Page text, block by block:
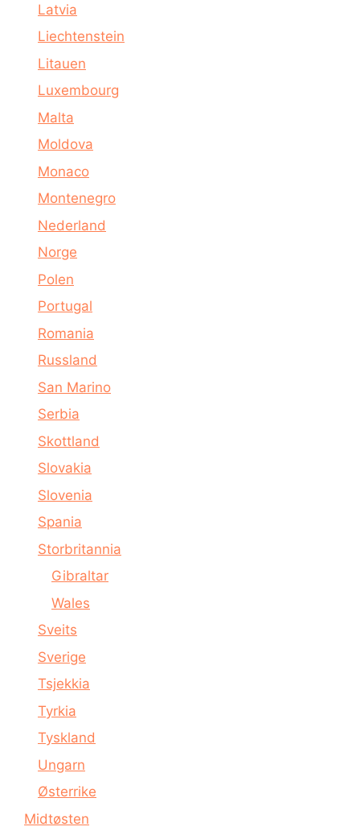
Latvia
Liechtenstein
Litauen
Luxembourg
Malta
Moldova
Monaco
Montenegro
Nederland
Norge
Polen
Portugal
Romania
Russland
San Marino
Serbia
Skottland
Slovakia
Slovenia
Spania
Storbritannia
Gibraltar
Wales
Sveits
Sverige
Tsjekkia
Tyrkia
Tyskland
Ungarn
Østerrike
Midtøsten